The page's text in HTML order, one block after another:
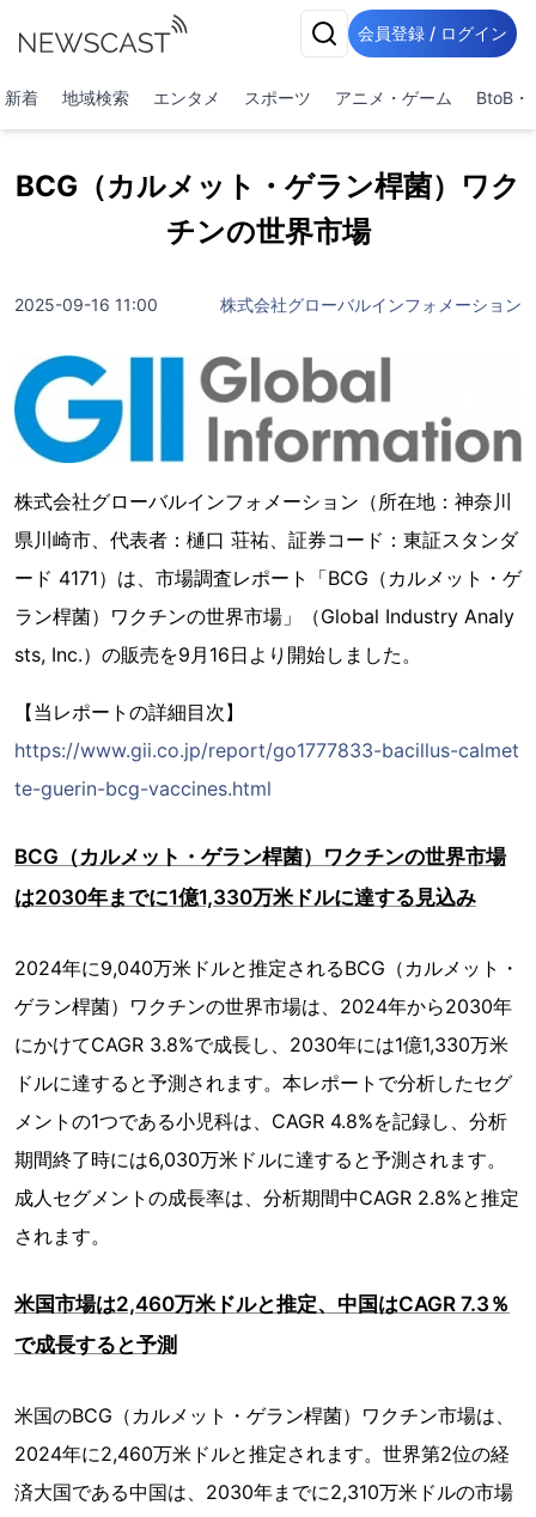
会員登録 / ログイン
新着 地域検索 エンタメ スポーツ アニメ・ゲーム BtoB・
BCG（カルメット・ゲラン桿菌）ワク
チンの世界市場
2025-09-16 11:00 株式会社グローバルインフォメーション
株式会社グローバルインフォメーション（所在地：神奈川
県川崎市、代表者：樋口 荘祐、証券コード：東証スタンダ
ード 4171）は、市場調査レポート「BCG（カルメット・ゲ
ラン桿菌）ワクチンの世界市場」（Global Industry Analy
sts, Inc.）の販売を9月16日より開始しました。
【当レポートの詳細目次】
https://www.gii.co.jp/report/go1777833-bacillus-calmet
te-guerin-bcg-vaccines.html
BCG（カルメット・ゲラン桿菌）ワクチンの世界市場
は2030年までに1億1,330万米ドルに達する見込み
2024年に9,040万米ドルと推定されるBCG（カルメット・
ゲラン桿菌）ワクチンの世界市場は、2024年から2030年
にかけてCAGR 3.8%で成長し、2030年には1億1,330万米
ドルに達すると予測されます。本レポートで分析したセグ
メントの1つである小児科は、CAGR 4.8%を記録し、分析
期間終了時には6,030万米ドルに達すると予測されます。
成人セグメントの成長率は、分析期間中CAGR 2.8%と推定
されます。
米国市場は2,460万米ドルと推定、中国はCAGR 7.3％
で成長すると予測
米国のBCG（カルメット・ゲラン桿菌）ワクチン市場は、
2024年に2,460万米ドルと推定されます。世界第2位の経
済大国である中国は、2030年までに2,310万米ドルの市場